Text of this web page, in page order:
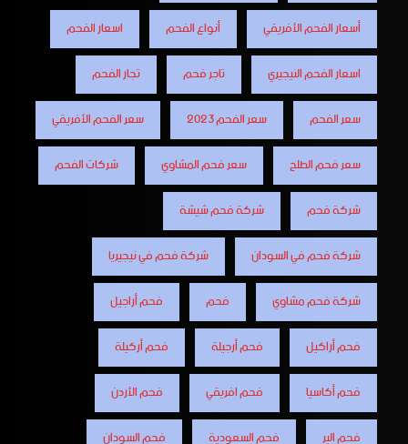
أسعار الفحم الأفريقي
أنواع الفحم
اسعار الفحم
اسعار الفحم النيجيري
تاجر فحم
تجار الفحم
سعر الفحم
سعر الفحم 2023
سعر الفحم الأفريقي
سعر فحم الطلح
سعر فحم المشاوي
شركات الفحم
شركة فحم
شركة فحم شيشة
شركة فحم في السودان
شركة فحم في نيجيريا
شركة فحم مشاوي
فحم
فحم أراجيل
فحم أراكيل
فحم أرجيلة
فحم أركيلة
فحم أكاسيا
فحم افريقي
فحم الأردن